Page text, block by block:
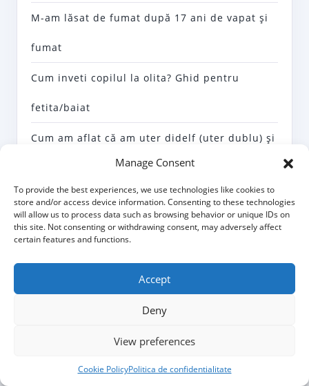
Manage Consent
To provide the best experiences, we use technologies like cookies to
store and/or access device information. Consenting to these technologies
will allow us to process data such as browsing behavior or unique IDs on
this site. Not consenting or withdrawing consent, may adversely affect
certain features and functions.
Accept
Deny
View preferences
Cookie PolicyPolitica de confidentialitate
M-am lăsat de fumat după 17 ani de vapat şi
fumat
Cum inveti copilul la olita? Ghid pentru
fetita/baiat
Cum am aflat că am uter didelf (uter dublu) şi
cum mi-a afectat asta viaţa